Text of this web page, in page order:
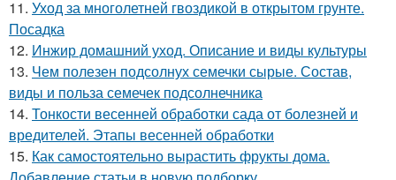
11. Уход за многолетней гвоздикой в открытом грунте.
Посадка
12. Инжир домашний уход. Описание и виды культуры
13. Чем полезен подсолнух семечки сырые. Состав,
виды и польза семечек подсолнечника
14. Тонкости весенней обработки сада от болезней и
вредителей. Этапы весенней обработки
15. Как самостоятельно вырастить фрукты дома.